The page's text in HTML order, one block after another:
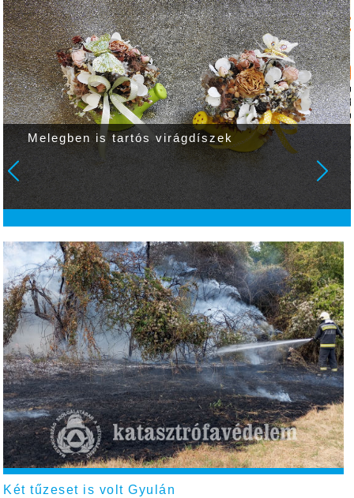
Melegben is tartós virágdíszek
Két tűzeset is volt Gyulán